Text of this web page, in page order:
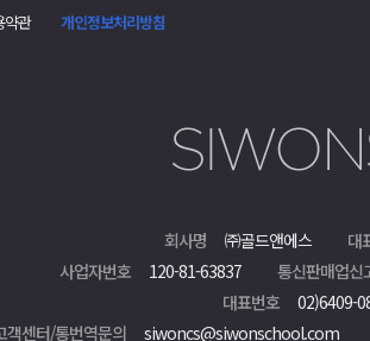
약관 개인정보처리방침
회사명 ㈜골드앤에스
대
사업자번호
120-81-63837
통신판매업신
대표번호
02)6409-
객센터/통번역문의
siwoncs@siwonschool.com